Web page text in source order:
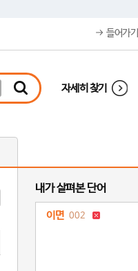
들어가기
자세히 찾기
내가 살펴본 단어
이면 002